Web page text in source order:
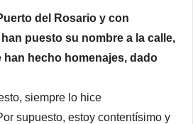
del Rosario y con
puesto su nombre a la calle,
han hecho homenajes, dado
siempre lo hice
supuesto, estoy contentísimo y